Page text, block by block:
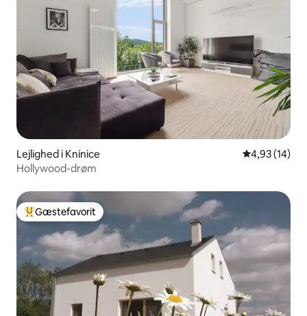
Lejlighed i Knínice 4,93 ud af 5
4,93 (14)
Hollywood-drøm
Bedste gæstefavorit
Gæstefavorit